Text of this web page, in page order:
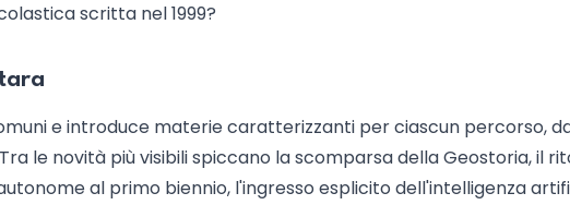
scritta nel 1999?
e introduce materie caratterizzanti per ciascun percorso,
le novità più visibili spiccano la scomparsa della Geostoria, il
al primo biennio, l'ingresso esplicito dell'intelligenza